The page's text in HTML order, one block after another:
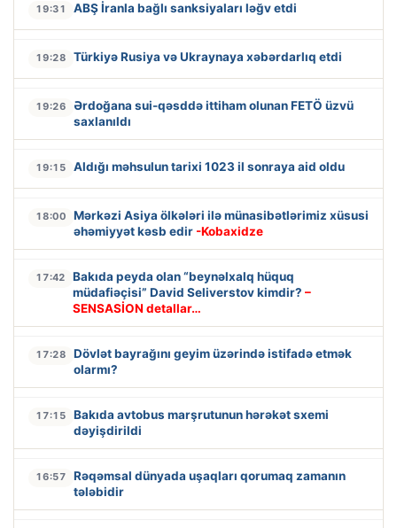
19:31 ABŞ İranla bağlı sanksiyaları ləğv etdi
19:28 Türkiyə Rusiya və Ukraynaya xəbərdarlıq etdi
19:26
Ərdoğana sui-qəsddə ittiham olunan FETÖ üzvü
saxlanıldı
19:15 Aldığı məhsulun tarixi 1023 il sonraya aid oldu
18:00
Mərkəzi Asiya ölkələri ilə münasibətlərimiz xüsusi
əhəmiyyət kəsb edir -Kobaxidze
17:42
Bakıda peyda olan “beynəlxalq hüquq
müdafiəçisi” David Seliverstov kimdir? –
SENSASİON detallar…
17:28
Dövlət bayrağını geyim üzərində istifadə etmək
olarmı?
17:15
Bakıda avtobus marşrutunun hərəkət sxemi
dəyişdirildi
16:57
Rəqəmsal dünyada uşaqları qorumaq zamanın
tələbidir